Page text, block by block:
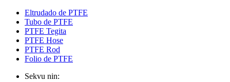
Eltrudado de PTFE
Tubo de PTFE
PTFE Tegita
PTFE Hose
PTFE Rod
Folio de PTFE
Sekvu nin: